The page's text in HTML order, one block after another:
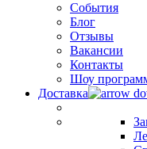
События
Блог
Отзывы
Вакансии
Контакты
Шоу
Доставка